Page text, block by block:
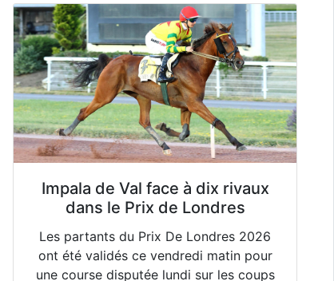
Impala de Val face à dix rivaux
dans le Prix de Londres
Les partants du Prix De Londres 2026
ont été validés ce vendredi matin pour
une course disputée lundi sur les coups